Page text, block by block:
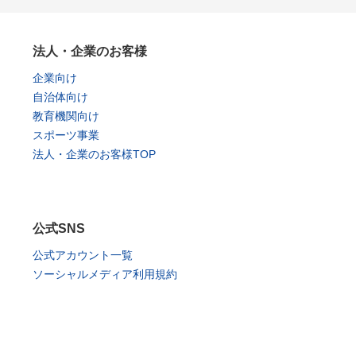
法人・企業のお客様
企業向け
自治体向け
教育機関向け
スポーツ事業
法人・企業のお客様TOP
公式SNS
公式アカウント一覧
ソーシャルメディア利用規約